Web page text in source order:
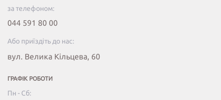
за телефоном:
044 591 80 00
Або приїздіть до нас:
вул. Велика Кільцева, 60
ГРАФІК РОБОТИ
Пн - Сб: